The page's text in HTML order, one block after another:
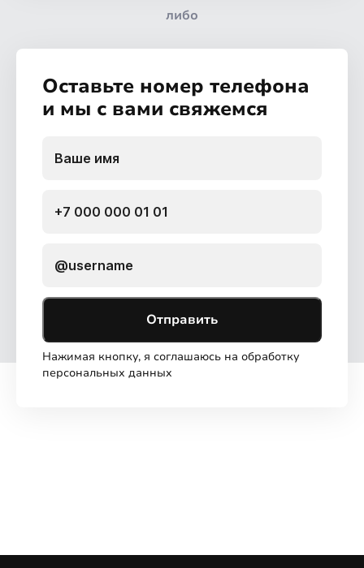
либо
Оставьте номер телефона
и мы с вами свяжемся
Отправить
Нажимая кнопку, я соглашаюсь на обработку
персональных данных